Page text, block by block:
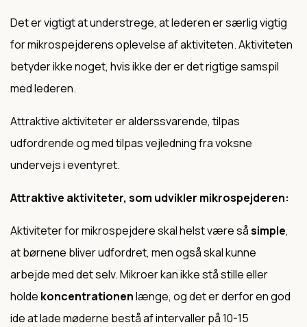
Det er vigtigt at understrege, at lederen er særlig vigtig
for mikrospejderens oplevelse af aktiviteten. Aktiviteten
betyder ikke noget, hvis ikke der er det rigtige samspil
med lederen.
Attraktive aktiviteter er alderssvarende, tilpas
udfordrende og med tilpas vejledning fra voksne
undervejs i eventyret.
Attraktive aktiviteter, som udvikler mikrospejderen:
Aktiviteter for mikrospejdere skal helst være såsimple,
at børnene bliver udfordret, men også skal kunne
arbejde med det selv. Mikroer kan ikke stå stille eller
holde koncentrationenlænge, og det er derfor en god
ide at lade møderne bestå af intervaller på 10-15